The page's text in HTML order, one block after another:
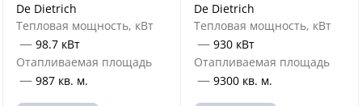
De Dietrich
Тепловая мощность, кВт
— 98.7 кВт
Отапливаемая площадь
— 987 кв. м.
De Dietrich
Тепловая мощность, кВт
— 930 кВт
Отапливаемая площадь
— 9300 кв. м.